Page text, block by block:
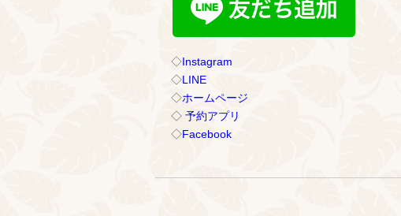
◇Instagram
◇LINE
◇ホームページ
◇ 予約アプリ
◇Facebook